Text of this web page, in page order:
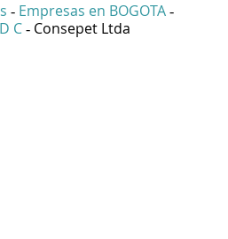
- Empresas en BOGOTA -
C - Consepet Ltda